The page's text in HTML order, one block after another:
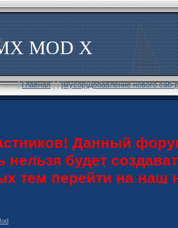
MOD X
[Главная] [[мусор]Добавление нового
Данный
нельзя будет
тем перейти на